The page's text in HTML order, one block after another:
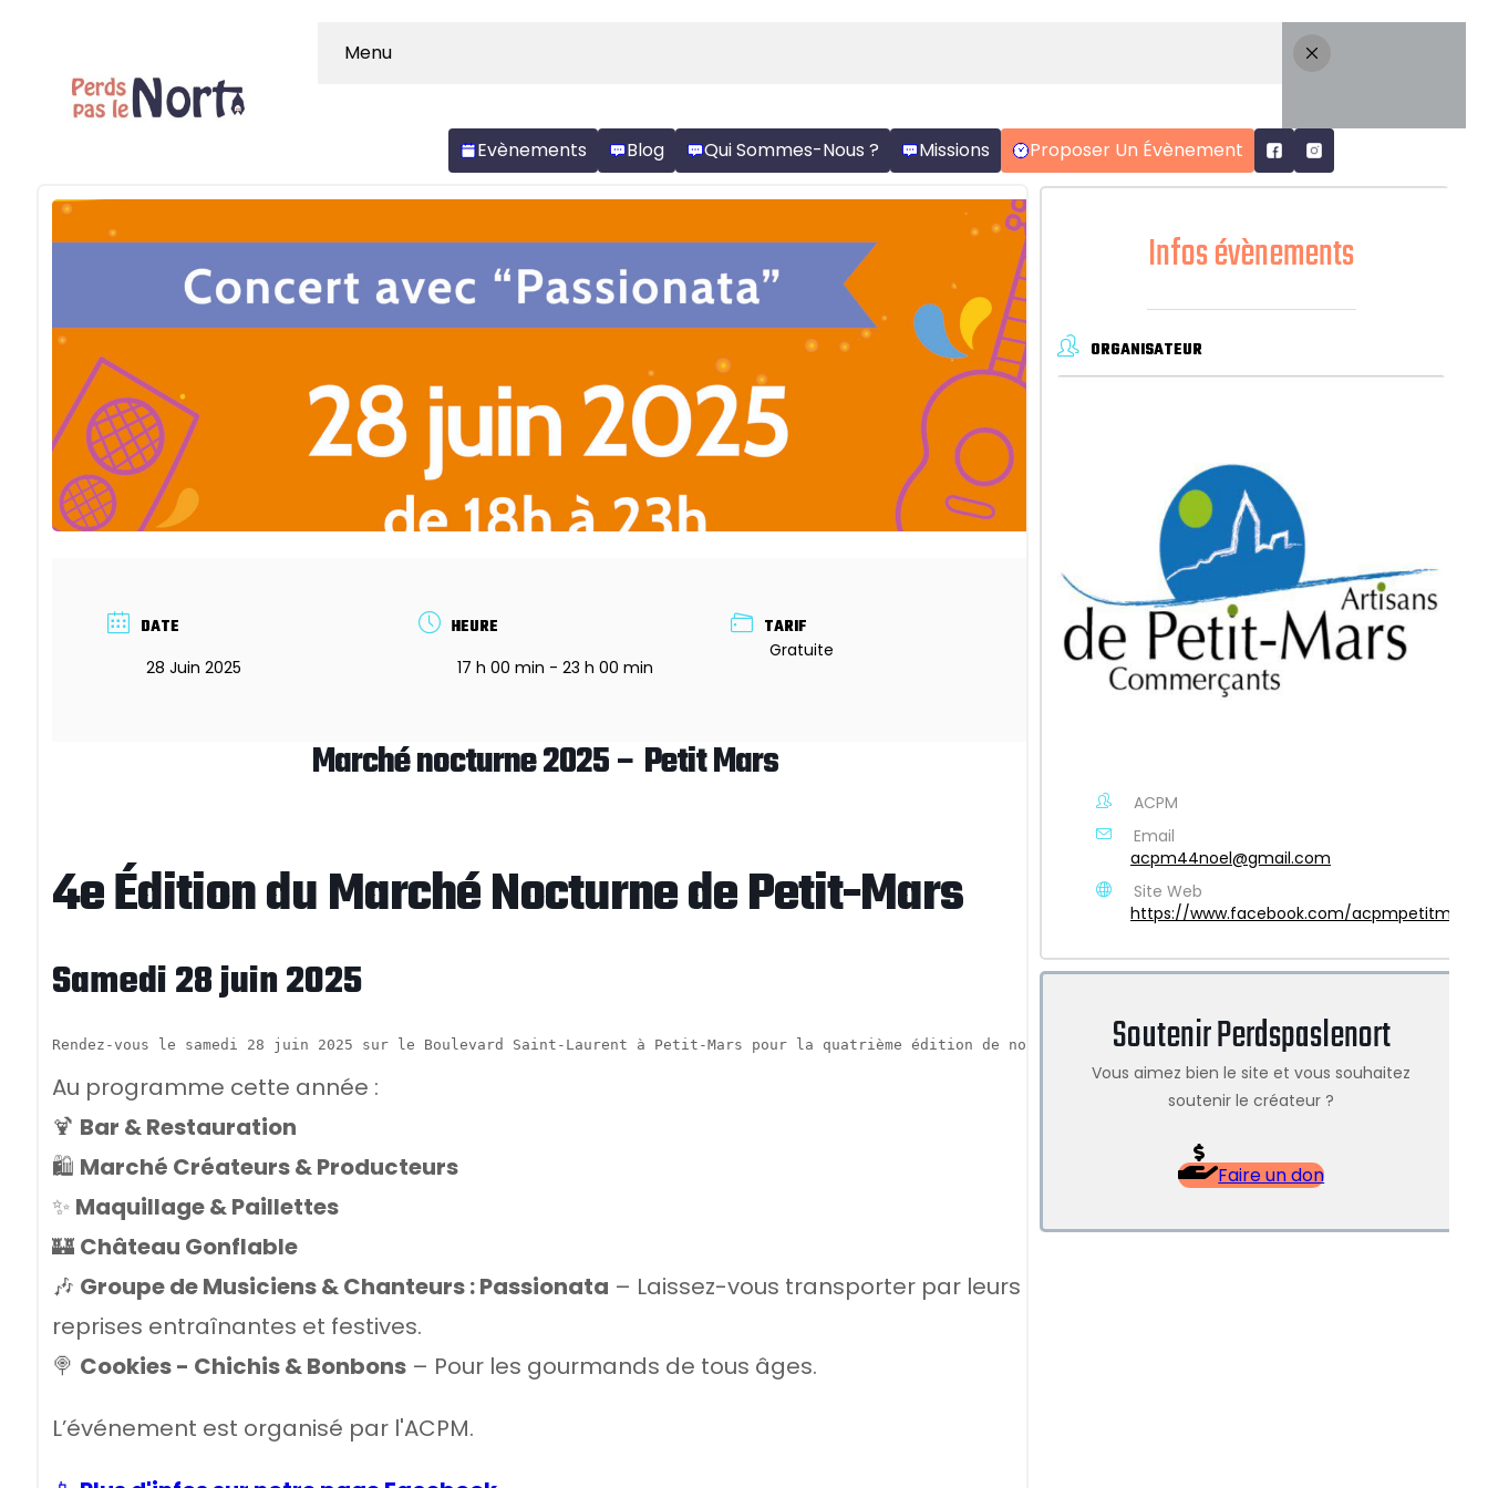
Menu
Evènements Blog Qui Sommes-Nous ? Missions Proposer Un Évènement
DATE
28 Juin 2025
HEURE
17 h 00 min - 23 h 00 min
TARIF
Gratuite
Marché nocturne 2025 – Petit Mars
4e Édition du Marché Nocturne de Petit-Mars
Samedi 28 juin 2025
Rendez-vous le samedi 28 juin 2025 sur le Boulevard Saint-Laurent à Petit-Mars pour la quatrième édition de notre marché nocturne !
Au programme cette année :
🍹 Bar & Restauration
🛍️ Marché Créateurs & Producteurs
✨ Maquillage & Paillettes
🏰 Château Gonflable
🎶 Groupe de Musiciens & Chanteurs : Passionata – Laissez-vous transporter par leurs
reprises entraînantes et festives.
🍭 Cookies - Chichis & Bonbons– Pour les gourmands de tous âges.
L’événement est organisé par l'ACPM.
Infos évènements
ORGANISATEUR
ACPM
Email
acpm44noel@gmail.com
Site Web
https://www.facebook.com/acpmpetitmars
Soutenir Perdspaslenort
Vous aimez bien le site et vous souhaitez
soutenir le créateur ?
Faire un don